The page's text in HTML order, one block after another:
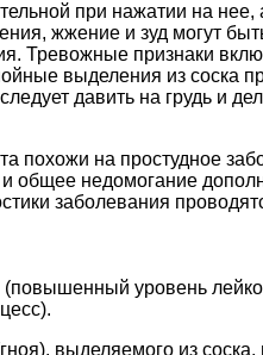
при нажатии на
жжение и зуд могут
Тревожные признаки
выделения из соска
давить на грудь и
похожи на простудное
общее недомогание
заболевания
уровень
выделяемого из соска,